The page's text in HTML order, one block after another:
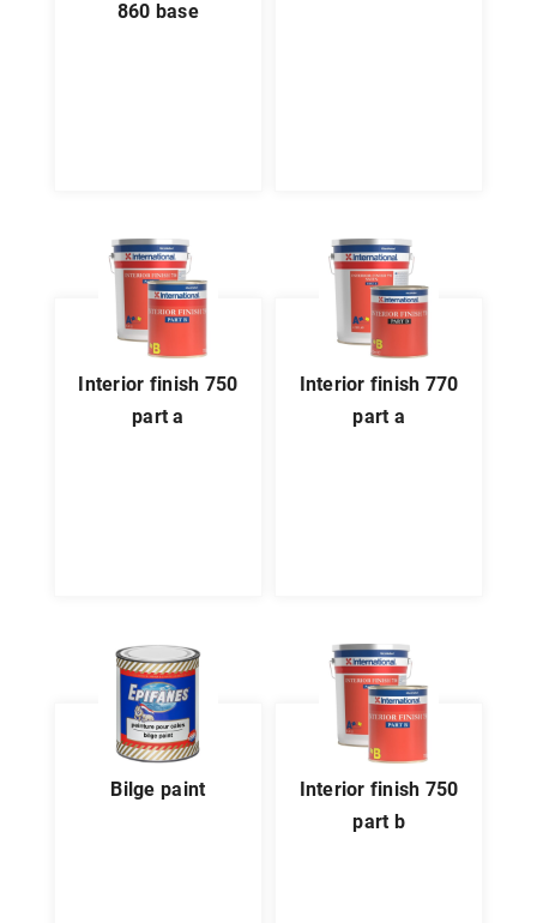
860 base
interior finish 750
part a
interior finish 770
part a
bilge paint
interior finish 750
part b